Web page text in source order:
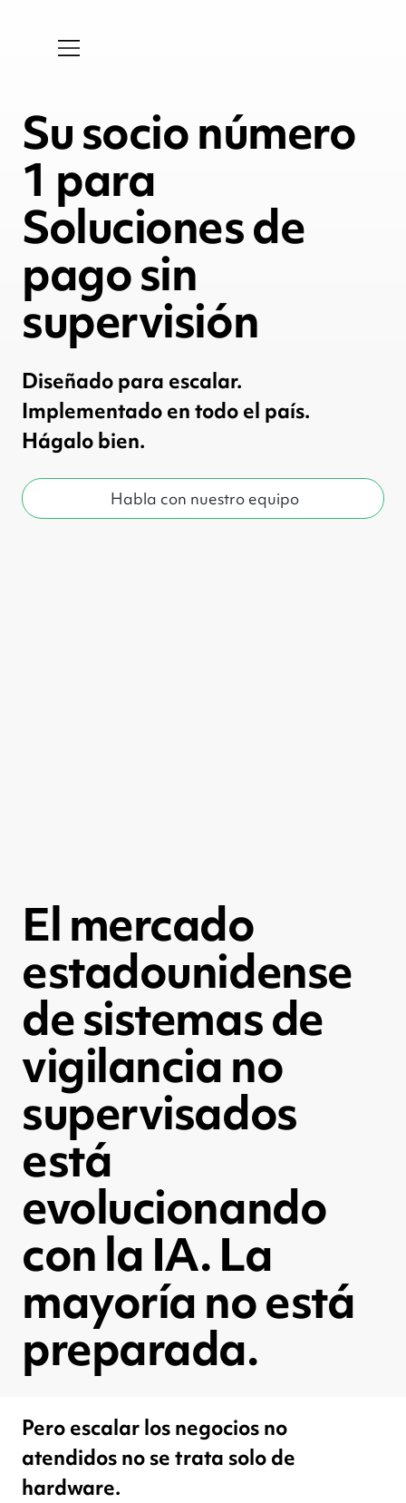
Su socio número
1 para
Soluciones de
pago sin
supervisión
Diseñado para escalar.
Implementado en todo el país.
Hágalo bien.
Habla con nuestro equipo
El mercado
estadounidense
de sistemas de
vigilancia no
supervisados
está
evolucionando
con la IA. La
mayoría no está
preparada.
Pero escalar los negocios no
atendidos no se trata solo de
hardware.